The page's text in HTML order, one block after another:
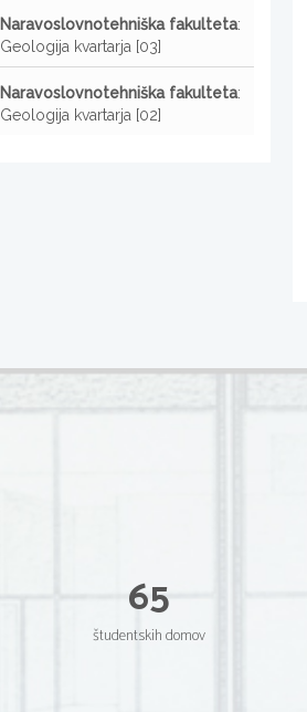
Naravoslovnotehniška fakulteta:
Geologija kvartarja [03]
Naravoslovnotehniška fakulteta:
Geologija kvartarja [02]
65
študentskih domov